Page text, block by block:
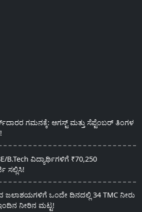
ಗಮನಕ್ಕೆ: ಆಗಸ್ಟ್ ಮತ್ತು ಸೆಪ್ಟೆಂಬರ್ ತಿಂಗಳ
B.Tech ವಿದ್ಯಾರ್ಥಿಗಳಿಗೆ ₹70,250
ಸಲ್ಲಿಸಿ!
ಜಲಾಶಯಗಳಿಗೆ ಒಂದೇ ದಿನದಲ್ಲಿ 34 TMC ನೀರು
ನೀರಿನ ಮಟ್ಟ!